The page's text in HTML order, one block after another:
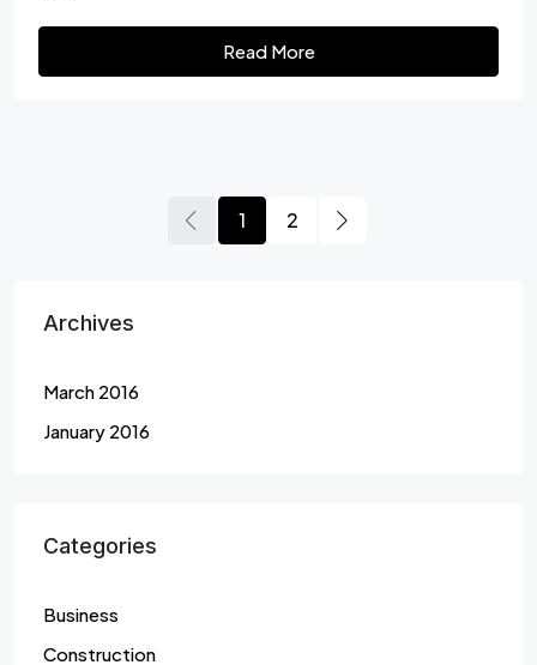
Read More
1 2
Archives
March 2016
January 2016
Categories
Business
Construction